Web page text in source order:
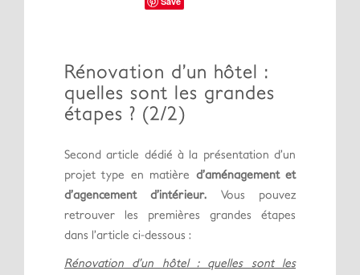
Rénovation d’un hôtel :
quelles sont les grandes
étapes ? (2/2)
Second article dédié à la présentation d’un
projet type en matière d’aménagement et
d’agencement d’intérieur. Vous pouvez
retrouver les premières grandes étapes
dans l’article ci-dessous :
Rénovation d’un hôtel : quelles sont les